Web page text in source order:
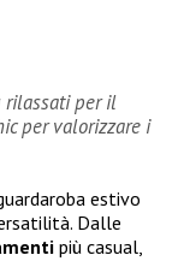
per il
per valorizzare i
estivo
Dalle
più casual,